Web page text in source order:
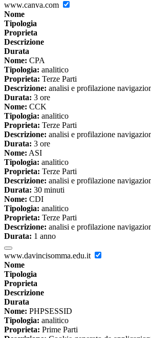
www.canva.com
Nome
Tipologia
Proprieta
Descrizione
Durata
Nome: CPA
Tipologia: analitico
Proprieta: Terze Parti
Descrizione: analisi e profilazione
Durata: 3 ore
Nome: CCK
Tipologia: analitico
Proprieta: Terze Parti
Descrizione: analisi e profilazione
Durata: 3 ore
Nome: ASI
Tipologia: analitico
Proprieta: Terze Parti
Descrizione: analisi e profilazione
Durata: 30 minuti
Nome: CDI
Tipologia: analitico
Proprieta: Terze Parti
Descrizione: analisi e profilazione
Durata: 1 anno
www.davincisomma.edu.it
Nome
Tipologia
Proprieta
Descrizione
Durata
Nome: PHPSESSID
Tipologia: analitico
Proprieta: Prime Parti